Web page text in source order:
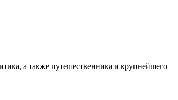
а также путешественника и крупнейшего